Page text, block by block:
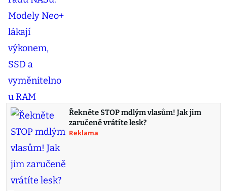
Řekněte STOP mdlým vlasům! Jak jim
zaručeně vrátíte lesk?
Reklama